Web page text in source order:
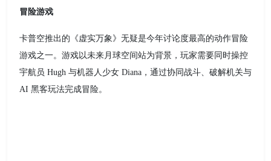
冒险游戏
卡普空推出的《虚实万象》无疑是今年讨论度最高的动作冒险
游戏之一。游戏以未来月球空间站为背景，玩家需要同时操控
宇航员 Hugh 与机器人少女 Diana，通过协同战斗、破解机关与
AI 黑客玩法完成冒险。